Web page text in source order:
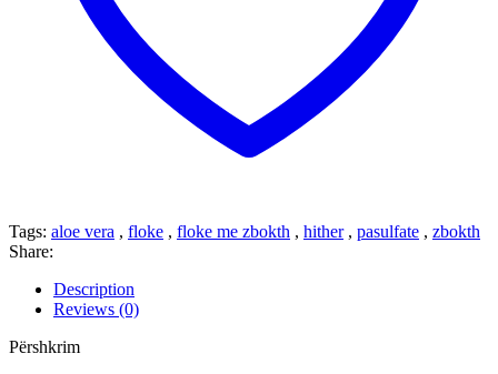
Tags: aloe vera , floke , floke me zbokth , hither, pasulfate , zbokth
Share:
Description
Reviews (0)
Përshkrim